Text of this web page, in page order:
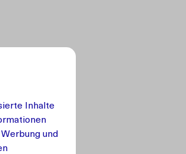
Inhalte
und